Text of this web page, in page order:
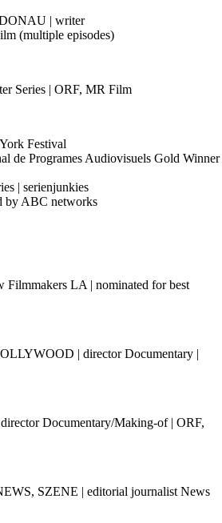
| writer
(multiple episodes)
Series | ORF, MR Film
Festival
de Programes Audiovisuels Gold Winner
| serienjunkies
by ABC networks
Filmmakers LA | nominated for best
| director Documentary |
Documentary/Making-of | ORF,
SZENE | editorial journalist News